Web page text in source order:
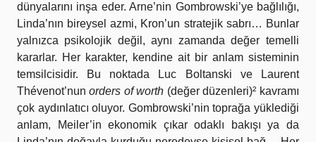
dünyalarını inşa eder. Arne’nin Gombrowski’ye bağlılığı,
Linda’nın bireysel azmi, Kron’un stratejik sabrı… Bunlar
yalnızca psikolojik değil, aynı zamanda değer temelli
kararlar. Her karakter, kendine ait bir anlam sisteminin
temsilcisidir. Bu noktada Luc Boltanski ve Laurent
Thévenot’nunorders of worth (değer düzenleri)² kavramı
çok aydınlatıcı oluyor. Gombrowski’nin toprağa yüklediği
anlam, Meiler’in ekonomik çıkar odaklı bakışı ya da